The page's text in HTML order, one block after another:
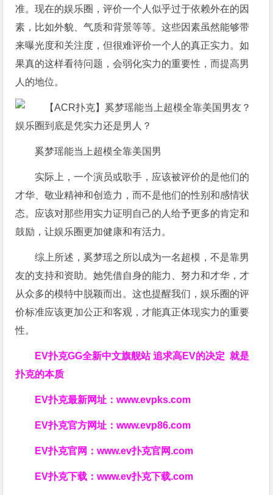
准。现在的娱乐圈，评价一个人似乎过于依赖外在的因
素，比如外貌、气质和背景等等。这些因素虽然能够带
来曝光度和关注度，但很难评价一个人的真正实力。如
果真的这样看待问题，会弱化实力的重要性，而提高男
人的地位。
奚梦瑶能当上超模全靠美国男
实际上，一个演员或歌手，应该被评价的是他们的
才华、敬业精神和创造力，而不是他们的性别和感情状
态。应该对那些用实力证明自己的人给予更多的肯定和
鼓励，让娱乐圈更加健康和有活力。
综上所述，奚梦瑶之所以成为一名超模，不是靠男
友的支持和资助。她凭借自身的能力、努力和才华，才
从众多的模特中脱颖而出。这也提醒我们，娱乐圈的评
价标准应该更加公正和客观，才能真正体现实力的重要
性。
EV扑克GG全新中文旗舰站追求高EV的决定就是
扑克的本质
EV扑克最新网址：www.evpks.com
EV扑克官方网址：www.evp86.com
EV扑克官网：www.ev扑克官网.com
EV扑克下载：www.ev扑克下载.com